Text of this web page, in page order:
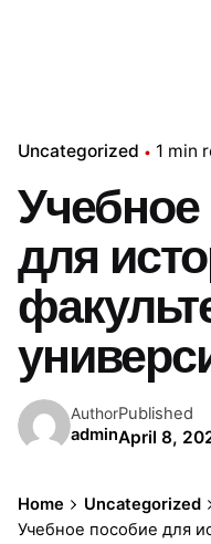
Uncategorized 1 min
для
Author
admin
Published
April 8,
Home
Uncategorized
Учебное пособие для